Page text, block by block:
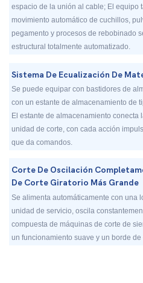
espacio de la unión al cable; El equipo
movimiento automático de cuchillos,
pegamento y procesos de rebobinado
estructural totalmente automatizado.
Sistema De Ecualización De
Se puede equipar con bastidores de
con un estante de almacenamiento de
El estante de almacenamiento conecta
unidad de corte, con cada acción
que da comandos.
Corte De Oscilación
De Corte Giratorio Más Grande
Se alimenta automáticamente con una
unidad de servicio, oscila
compuesta de máquinas de corte de
un funcionamiento suave y un borde de